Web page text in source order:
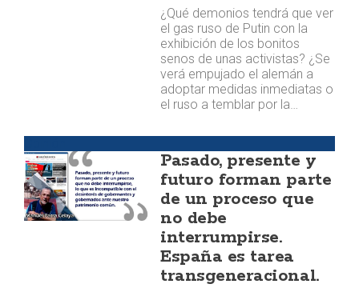
¿Qué demonios tendrá que ver
el gas ruso de Putin con la
exhibición de los bonitos
senos de unas activistas? ¿Se
verá empujado el alemán a
adoptar medidas inmediatas o
el ruso a temblar por la…
Pasado, presente y
futuro forman parte
de un proceso que
no debe
interrumpirse.
España es tarea
transgeneracional.